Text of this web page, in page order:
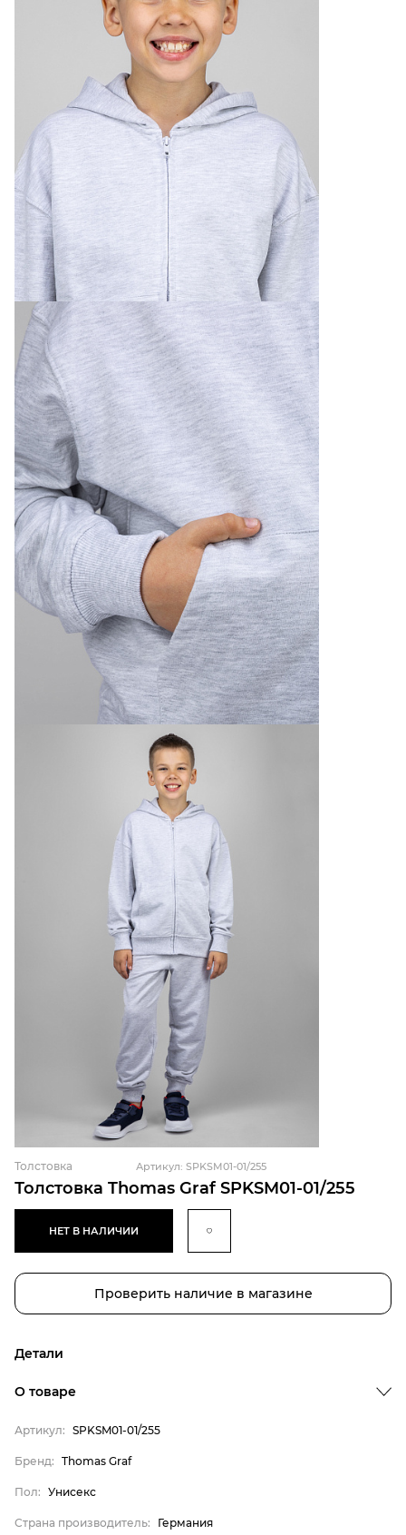
Толстовка Thomas Graf SPKSM01-01/255
Толстовка Артикул: SPKSM01-01/255
НЕТ В НАЛИЧИИ
Проверить наличие в магазине
Детали
Страна производитель
Материал верха
О товаре
Артикул: SPKSM01-01/255
Бренд: Thomas Graf
Пол: Унисекс
Страна производитель: Германия